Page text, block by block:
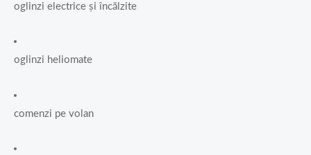
oglinzi electrice și încălzite
oglinzi heliomate
comenzi pe volan